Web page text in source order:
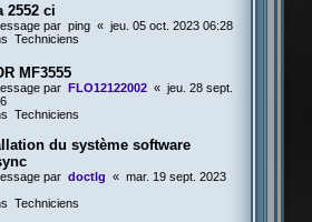
2552 ci
par ping « jeu. 05 oct. 2023 06:28
Techniciens
MF3555
par FLO12122002 « jeu. 28 sept.
Techniciens
du système software
par doctlg « mar. 19 sept. 2023
Techniciens